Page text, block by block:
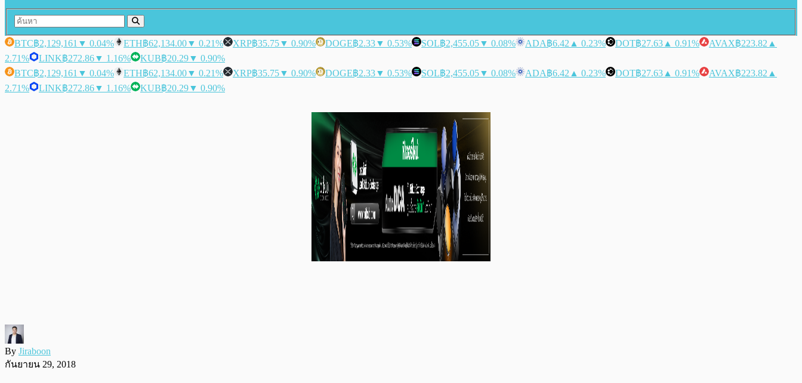
BTC฿2,129,161 ▼ 0.04% ETH฿62,134.00▼ 0.21% XRP฿35.75▼ 0.90% DOGE฿2.33▼ 0.53% SOL฿2,455.05▼ 0.08% ADA฿6.42 ▲ 0.23% DOT฿27.63 ▲ 0.91% AVAX฿223.82 ▲
2.71%
LINK฿272.86▼ 1.16% KUB฿20.29▼ 0.90%
BTC฿2,129,161 ▼ 0.04% ETH฿62,134.00▼ 0.21% XRP฿35.75▼ 0.90% DOGE฿2.33▼ 0.53% SOL฿2,455.05▼ 0.08% ADA฿6.42 ▲ 0.23% DOT฿27.63 ▲ 0.91% AVAX฿223.82 ▲
2.71%
LINK฿272.86▼ 1.16% KUB฿20.29▼ 0.90%
By Jiraboon
กันยายน 29, 2018